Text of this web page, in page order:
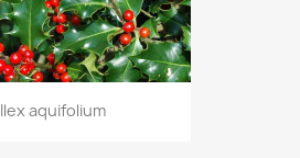
Ilex aquifolium